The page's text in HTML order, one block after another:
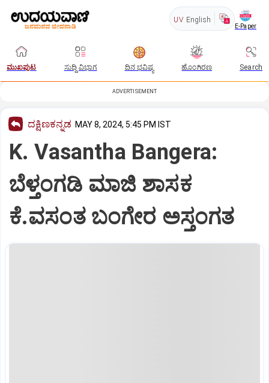
UV English
E-Paper
ಮುಖಪುಟ ಸುದ್ದಿ ವಿಭಾಗ ದಿನ ಭವಿಷ್ಯ ಹೊಂಗಿರಣ Search
ADVERTISEMENT
ದಕ್ಷಿಣಕನ್ನಡ MAY 8, 2024, 5:45 PM IST
K. Vasantha Bangera:
ಬೆಳ್ತಂಗಡಿ ಮಾಜಿ ಶಾಸಕ
ಕೆ.ವಸಂತ ಬಂಗೇರ ಅಸ್ತಂಗತ